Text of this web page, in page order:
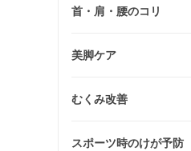
首・肩・腰のコリ
美脚ケア
むくみ改善
スポーツ時のけが予防